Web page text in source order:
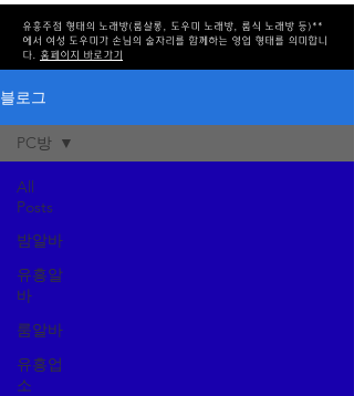
유흥주점 형태의 노래방(룸살롱, 도우미 노래방, 룸식 노래방 등)**
에서 여성 도우미가 손님의 술자리를 함께하는 영업 형태를 의미합니
다. 홈페이지 바로가기
블로그
All
Posts
밤알바
유흥알
바
룸알바
유흥업
소
PC방